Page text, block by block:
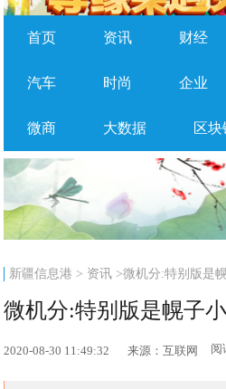
首页 资讯 财经
汽车 时尚 企业
微商 大数据 区块
新疆信息港 > 资讯 >微机分:特别版是
微机分:特别版是幌子
2020-08-30 11:49:32 来源：互联网 阅